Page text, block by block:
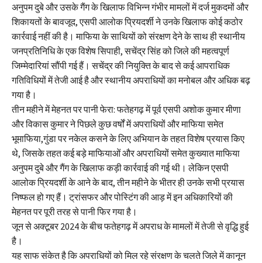
अनुपम दुबे और उसके गैंग के खिलाफ विभिन्न गंभीर मामलों में दर्ज मुकदमों और
शिकायतों के बावजूद, एसपी आलोक प्रियदर्शी ने उनके खिलाफ कोई कठोर
कार्रवाई नहीं की है। माफिया के साथियों को संरक्षण देने के साथ ही स्थानीय
जनप्रतिनिधि के एक विशेष सिपाही, सचेंद्र सिंह को जिले की महत्वपूर्ण
जिम्मेदारियां सौंपी गई हैं। सचेंद्र की नियुक्ति के बाद से कई आपराधिक
गतिविधियों में तेजी आई है और स्थानीय अपराधियों का मनोबल और अधिक बढ़
गया है।
तीन महीने में मेहनत पर पानी फेरा: फतेहगढ़ में पूर्व एसपी अशोक कुमार मीणा
और विकास कुमार ने पिछले कुछ वर्षों में अपराधियों और माफिया समेत
भूमाफिया,गुंडा पर नकेल कसने के लिए अभियान के तहत विशेष प्रयास किए
थे, जिसके तहत कई बड़े माफियाओं और अपराधियों समेत कुख्यात माफिया
अनुपम दुबे और गैंग के खिलाफ कड़ी कार्रवाई की गई थी। लेकिन एसपी
आलोक प्रियदर्शी के आने के बाद, तीन महीने के भीतर ही उनके सभी प्रयास
निष्फल हो गए हैं। ट्रांसफर और पोस्टिंग की आड़ में इन अधिकारियों की
मेहनत पर पूरी तरह से पानी फिर गया है।
जून से अक्टूबर 2024 के बीच फतेहगढ़ में अपराध के मामलों में तेजी से वृद्धि हुई
है।
यह साफ संकेत है कि अपराधियों को मिल रहे संरक्षण के चलते जिले में कानून